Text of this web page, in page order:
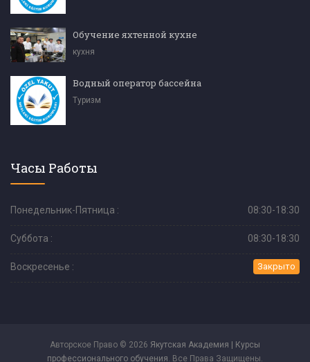
Обучение яхтенной кухне
кухня
Водный оператор бассейна
Туризм
Часы Работы
Понедельник-Пятница : 08:30-18:30
Суббота : 08:30-18:30
Воскресенье : Закрыто
Авторское Право © 2026 Якутская Академия | Курсы
профессионального обучения. Все Права Защищены.